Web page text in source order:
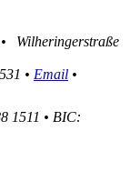
•
Wilheringerstraße
• Email •
1511 • BIC: